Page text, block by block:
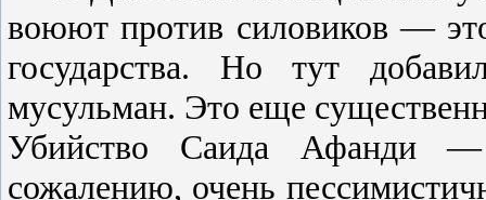
воюют против силовиков —
государства. Но тут
мусульман. Это еще
Убийство Саида Афанди
сожалению, очень